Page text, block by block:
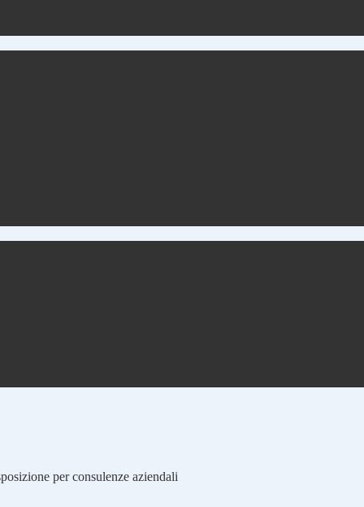
per consulenze aziendali